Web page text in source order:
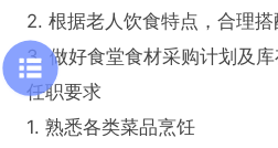
2. 根据老人饮食特点，合理
3. 做好食堂食材采购计划及
任职要求
1. 熟悉各类菜品烹饪